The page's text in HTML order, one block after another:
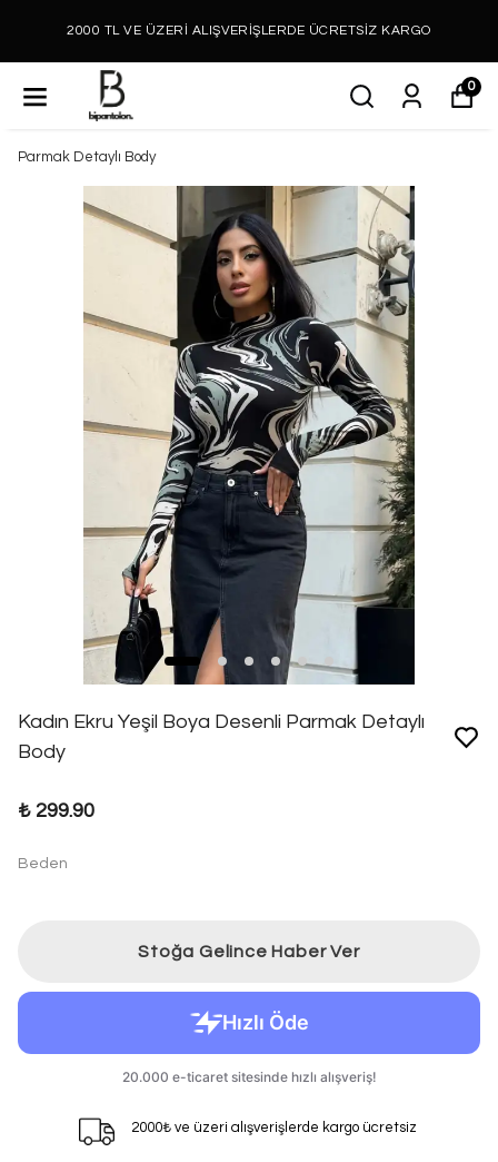
2000 TL VE ÜZERİ ALIŞVERİŞLERDE ÜCRETSİZ KARGO
0
Parmak Detaylı Body
Kadın Ekru Yeşil Boya Desenli Parmak Detaylı
Body
₺ 299.90
Beden
Stoğa Gelince Haber Ver
2000₺ ve üzeri alışverişlerde kargo ücretsiz